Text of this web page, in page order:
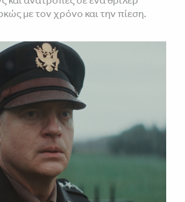
με τον χρόνο και την πίεση.